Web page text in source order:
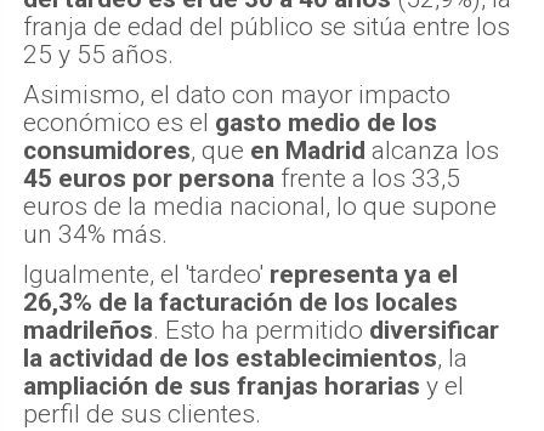
franja de edad del público se sitúa entre los
25 y 55 años.
Asimismo, el dato con mayor impacto
económico es el gasto medio de los
consumidores, que en Madrid alcanza los
45 euros por persona frente a los 33,5
euros de la media nacional, lo que supone
un 34% más.
Igualmente, el 'tardeo' representa ya el
26,3% de la facturación de los locales
madrileños. Esto ha permitido diversificar
la actividad de los establecimientos, la
ampliación de sus franjas horarias y el
perfil de sus clientes.